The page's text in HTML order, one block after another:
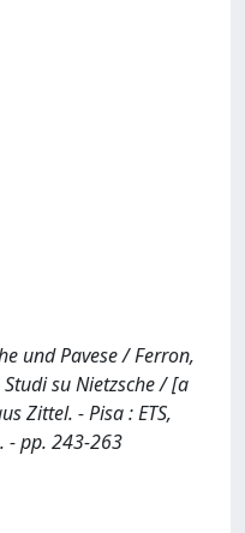
und Pavese / Ferron,
su Nietzsche / [a
Zittel. - Pisa : ETS,
- pp. 243-263